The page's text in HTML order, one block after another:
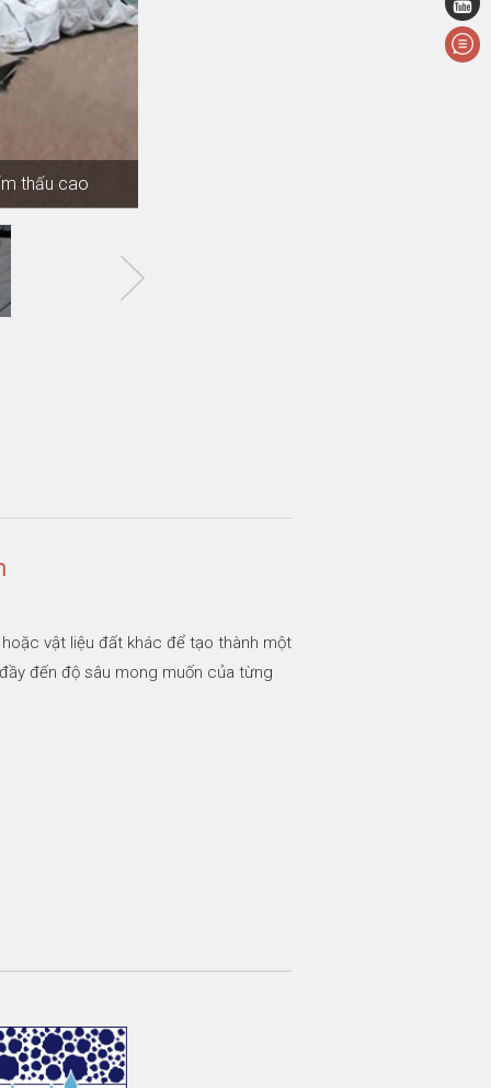
thấu cao
trong nước
trường
vật liệu đất khác để tạo thành một
đến độ sâu mong muốn của từng